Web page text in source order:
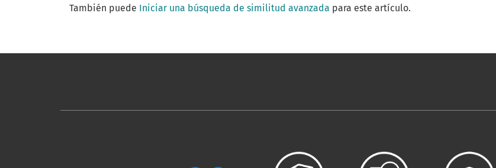
También puede Iniciar una búsqueda de similitud avanzada para este artículo.